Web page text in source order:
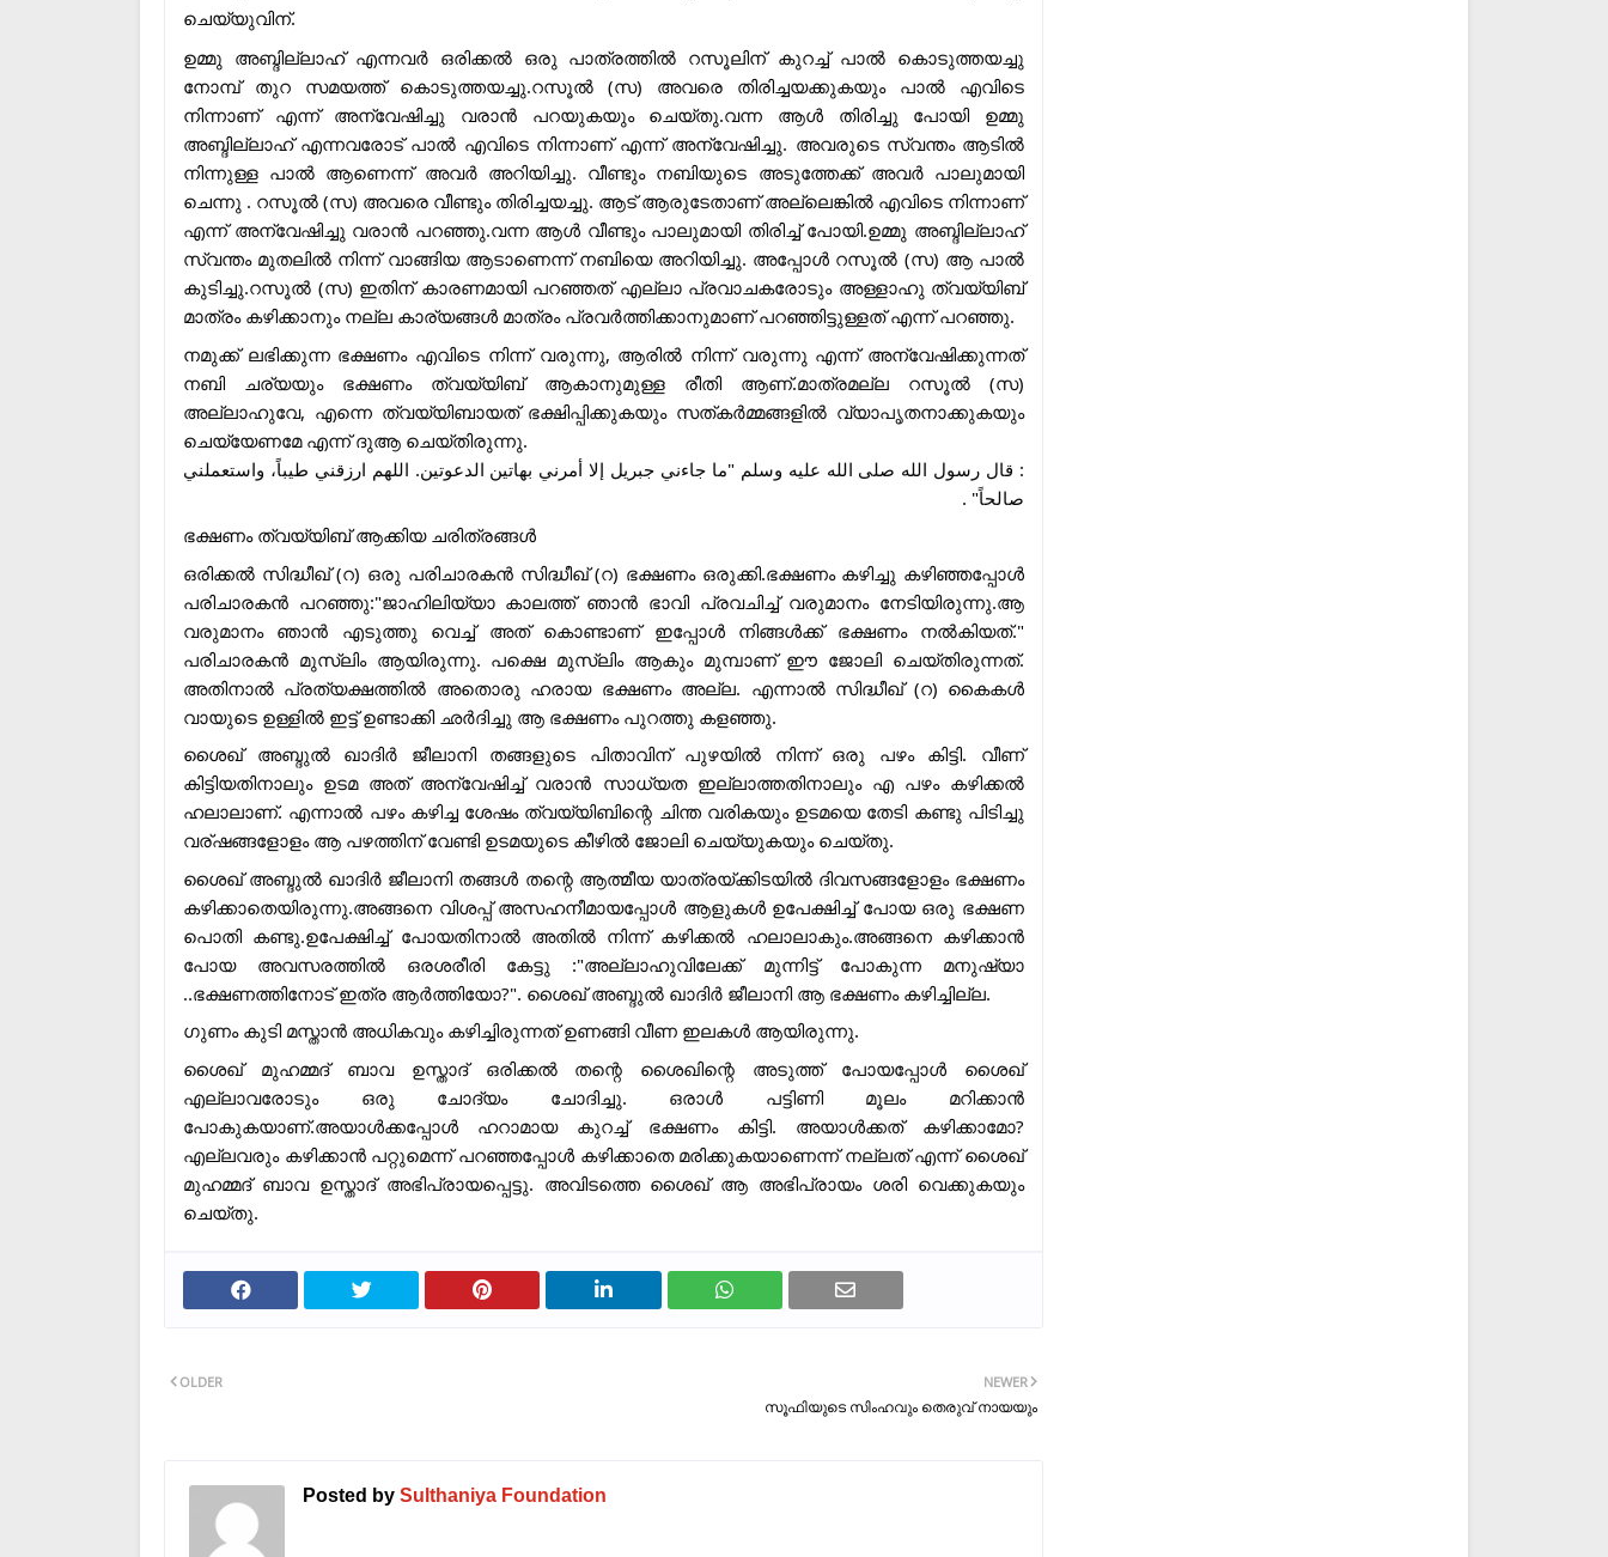
ചെയ്യുവിന്.
ഉമ്മു അബ്ദില്ലാഹ് എന്നവർ ഒരിക്കൽ ഒരു പാത്രത്തിൽ റസൂലിന് കുറച്ച് പാൽ കൊടുത്തയച്ചു
നോമ്പ് തുറ സമയത്ത് കൊടുത്തയച്ചു.റസൂൽ (സ) അവരെ തിരിച്ചയക്കുകയും പാൽ എവിടെ
നിന്നാണ് എന്ന് അന്വേഷിച്ചു വരാൻ പറയുകയും ചെയ്തു.വന്ന ആൾ തിരിച്ചു പോയി ഉമ്മു
അബ്ദില്ലാഹ് എന്നവരോട് പാൽ എവിടെ നിന്നാണ് എന്ന് അന്വേഷിച്ചു. അവരുടെ സ്വന്തം ആടിൽ
നിന്നുള്ള പാൽ ആണെന്ന് അവർ അറിയിച്ചു. വീണ്ടും നബിയുടെ അടുത്തേക്ക് അവർ പാലുമായി
ചെന്നു . റസൂൽ (സ) അവരെ വീണ്ടും തിരിച്ചയച്ചു. ആട് ആരുടേതാണ് അല്ലെങ്കിൽ എവിടെ നിന്നാണ്
എന്ന് അന്വേഷിച്ചു വരാൻ പറഞ്ഞു.വന്ന ആൾ വീണ്ടും പാലുമായി തിരിച്ച് പോയി.ഉമ്മു അബ്ദില്ലാഹ്
സ്വന്തം മുതലിൽ നിന്ന് വാങ്ങിയ ആടാണെന്ന് നബിയെ അറിയിച്ചു. അപ്പോൾ റസൂൽ (സ) ആ പാൽ
കുടിച്ചു.റസൂൽ (സ) ഇതിന് കാരണമായി പറഞ്ഞത് എല്ലാ പ്രവാചകരോടും അള്ളാഹു ത്വയ്യിബ്
മാത്രം കഴിക്കാനും നല്ല കാര്യങ്ങൾ മാത്രം പ്രവർത്തിക്കാനുമാണ് പറഞ്ഞിട്ടുള്ളത് എന്ന് പറഞ്ഞു.
നമുക്ക് ലഭിക്കുന്ന ഭക്ഷണം എവിടെ നിന്ന് വരുന്നു, ആരിൽ നിന്ന് വരുന്നു എന്ന് അന്വേഷിക്കുന്നത്
നബി ചര്യയും ഭക്ഷണം ത്വയ്യിബ് ആകാനുമുള്ള രീതി ആണ്.മാത്രമല്ല റസൂൽ (സ)
അല്ലാഹുവേ, എന്നെ ത്വയ്യിബായത് ഭക്ഷിപ്പിക്കുകയും സത്കർമ്മങ്ങളിൽ വ്യാപൃതനാക്കുകയും
ചെയ്യേണമേ എന്ന് ദുആ ചെയ്തിരുന്നു.
: قال رسول الله صلى الله عليه وسلم "ما جاءني جبريل إلا أمرني بهاتين الدعوتين. اللهم ارزقني طيباً، واستعملني
صالحاً" .
ഭക്ഷണം ത്വയ്യിബ് ആക്കിയ ചരിത്രങ്ങൾ
ഒരിക്കൽ സിദ്ധീഖ് (റ) ഒരു പരിചാരകൻ സിദ്ധീഖ് (റ) ഭക്ഷണം ഒരുക്കി.ഭക്ഷണം കഴിച്ചു കഴിഞ്ഞപ്പോൾ
പരിചാരകൻ പറഞ്ഞു:"ജാഹിലിയ്യാ കാലത്ത് ഞാൻ ഭാവി പ്രവചിച്ച് വരുമാനം നേടിയിരുന്നു.ആ
വരുമാനം ഞാൻ എടുത്തു വെച്ച് അത് കൊണ്ടാണ് ഇപ്പോൾ നിങ്ങൾക്ക് ഭക്ഷണം നൽകിയത്."
പരിചാരകൻ മുസ്ലിം ആയിരുന്നു. പക്ഷെ മുസ്ലിം ആകും മുമ്പാണ് ഈ ജോലി ചെയ്തിരുന്നത്.
അതിനാൽ പ്രത്യക്ഷത്തിൽ അതൊരു ഹരായ ഭക്ഷണം അല്ല. എന്നാൽ സിദ്ധീഖ് (റ) കൈകൾ
വായുടെ ഉള്ളിൽ ഇട്ട് ഉണ്ടാക്കി ഛർദിച്ചു ആ ഭക്ഷണം പുറത്തു കളഞ്ഞു.
ശൈഖ് അബ്ദുൽ ഖാദിർ ജീലാനി തങ്ങളുടെ പിതാവിന് പുഴയിൽ നിന്ന് ഒരു പഴം കിട്ടി. വീണ്
കിട്ടിയതിനാലും ഉടമ അത് അന്വേഷിച്ച് വരാൻ സാധ്യത ഇല്ലാത്തതിനാലും എ പഴം കഴിക്കൽ
ഹലാലാണ്. എന്നാൽ പഴം കഴിച്ച ശേഷം ത്വയ്യിബിന്റെ ചിന്ത വരികയും ഉടമയെ തേടി കണ്ടു പിടിച്ചു
വര്ഷങ്ങളോളം ആ പഴത്തിന് വേണ്ടി ഉടമയുടെ കീഴിൽ ജോലി ചെയ്യുകയും ചെയ്തു.
ശൈഖ് അബ്ദുൽ ഖാദിർ ജീലാനി തങ്ങൾ തന്റെ ആത്മീയ യാത്രയ്ക്കിടയിൽ ദിവസങ്ങളോളം ഭക്ഷണം
കഴിക്കാതെയിരുന്നു.അങ്ങനെ വിശപ്പ് അസഹനീമായപ്പോൾ ആളുകൾ ഉപേക്ഷിച്ച് പോയ ഒരു ഭക്ഷണ
പൊതി കണ്ടു.ഉപേക്ഷിച്ച് പോയതിനാൽ അതിൽ നിന്ന് കഴിക്കൽ ഹലാലാകും.അങ്ങനെ കഴിക്കാൻ
പോയ അവസരത്തിൽ ഒരശരീരി കേട്ടു :"അല്ലാഹുവിലേക്ക് മുന്നിട്ട് പോകുന്ന മനുഷ്യാ
..ഭക്ഷണത്തിനോട് ഇത്ര ആർത്തിയോ?". ശൈഖ് അബ്ദുൽ ഖാദിർ ജീലാനി ആ ഭക്ഷണം കഴിച്ചില്ല.
ഗുണം കുടി മസ്താൻ അധികവും കഴിച്ചിരുന്നത് ഉണങ്ങി വീണ ഇലകൾ ആയിരുന്നു.
ശൈഖ് മുഹമ്മദ് ബാവ ഉസ്താദ് ഒരിക്കൽ തന്റെ ശൈഖിന്റെ അടുത്ത് പോയപ്പോൾ ശൈഖ്
എല്ലാവരോടും ഒരു ചോദ്യം ചോദിച്ചു. ഒരാൾ പട്ടിണി മൂലം മറിക്കാൻ
പോകുകയാണ്.അയാൾക്കപ്പോൾ ഹറാമായ കുറച്ച് ഭക്ഷണം കിട്ടി. അയാൾക്കത് കഴിക്കാമോ?
എല്ലവരും കഴിക്കാൻ പറ്റുമെന്ന് പറഞ്ഞപ്പോൾ കഴിക്കാതെ മരിക്കുകയാണെന്ന് നല്ലത് എന്ന് ശൈഖ്
മുഹമ്മദ് ബാവ ഉസ്താദ് അഭിപ്രായപ്പെട്ടു. അവിടത്തെ ശൈഖ് ആ അഭിപ്രായം ശരി വെക്കുകയും
ചെയ്തു.
NEWER
സൂഫിയുടെ സിംഹവും തെരുവ് നായയും
OLDER
Posted by Sulthaniya Foundation